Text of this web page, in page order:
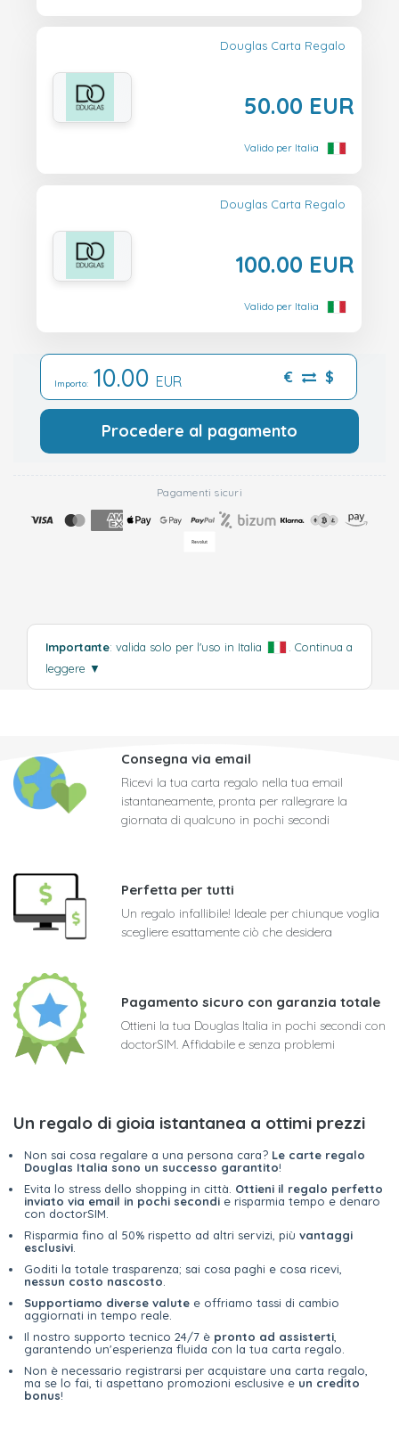
Douglas Carta Regalo
50.00 EUR
Valido per Italia
Douglas Carta Regalo
100.00 EUR
Valido per Italia
Importo: 10.00 EUR € $
Procedere al pagamento
Pagamenti sicuri
Importante: valida solo per l'uso in Italia
Continua a
leggere ▼
Consegna via email
Ricevi la tua carta regalo nella tua email
istantaneamente, pronta per rallegrare la
giornata di qualcuno in pochi secondi
Perfetta per tutti
Un regalo infallibile! Ideale per chiunque voglia
scegliere esattamente ciò che desidera
Pagamento sicuro con garanzia totale
Ottieni la tua Douglas Italia in pochi secondi con
doctorSIM. Affidabile e senza problemi
Un regalo di gioia istantanea a ottimi prezzi
Non sai cosa regalare a una persona cara? Le carte regalo
Douglas Italia sono un successo garantito!
Evita lo stress dello shopping in città. Ottieni il regalo perfetto
inviato via email in pochi secondi e risparmia tempo e denaro
con doctorSIM.
Risparmia fino al 50% rispetto ad altri servizi, più vantaggi
esclusivi
Goditi la totale trasparenza; sai cosa paghi e cosa ricevi,
nessun costo nascosto
Supportiamo diverse valute e offriamo tassi di cambio
aggiornati in tempo reale.
Il nostro supporto tecnico 24/7 è pronto ad assisterti
garantendo un'esperienza fluida con la tua carta regalo.
Non è necessario registrarsi per acquistare una carta regalo,
ma se lo fai, ti aspettano promozioni esclusive e un credito
bonus!